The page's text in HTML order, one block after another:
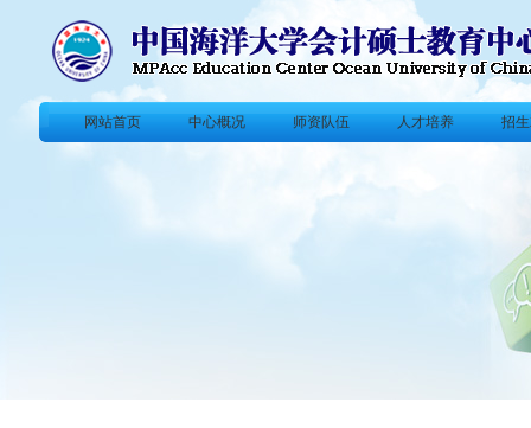
网站首页 中心概况 师资队伍 人才培养 招